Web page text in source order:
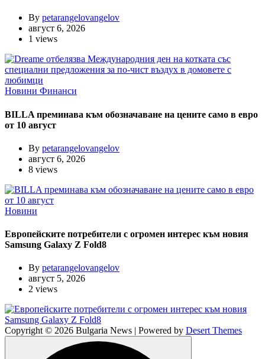
By petarangelovangelov
август 6, 2026
1 views
Новини Финанси
BILLA преминава към обозначаване на цените само в евро
от 10 август
By petarangelovangelov
август 6, 2026
8 views
Новини
Европейските потребители с огромен интерес към новия
Samsung Galaxy Z Fold8
By petarangelovangelov
август 5, 2026
2 views
Copyright © 2026 Bulgaria News | Powered by Desert Themes